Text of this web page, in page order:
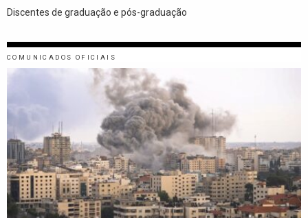
Discentes de graduação e pós-graduação
COMUNICADOS OFICIAIS